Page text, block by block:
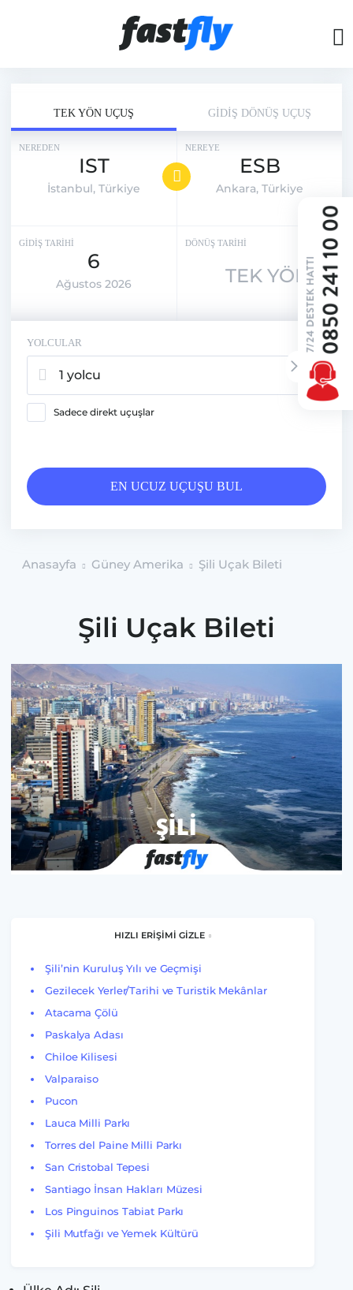
TEK YÖN UÇUŞ GİDİŞ DÖNÜŞ UÇUŞ
NEREDEN
IST
İstanbul, Türkiye
NEREYE
ESB
Ankara, Türkiye
GİDİŞ TARİHİ
6
Ağustos 2026
DÖNÜŞ TARİHİ
TEK YÖN
YOLCULAR
1 yolcu
Sadece direkt uçuşlar
EN UCUZ UÇUŞU BUL
Anasayfa Güney Amerika Şili Uçak Bileti
Şili Uçak Bileti
HIZLI ERİŞİMİ GİZLE
Şili’nin Kuruluş Yılı ve Geçmişi
Gezilecek Yerler/Tarihi ve Turistik Mekânlar
Atacama Çölü
Paskalya Adası
Chiloe Kilisesi
Valparaiso
Pucon
Lauca Milli Parkı
Torres del Paine Milli Parkı
San Cristobal Tepesi
Santiago İnsan Hakları Müzesi
Los Pinguinos Tabiat Parkı
Şili Mutfağı ve Yemek Kültürü